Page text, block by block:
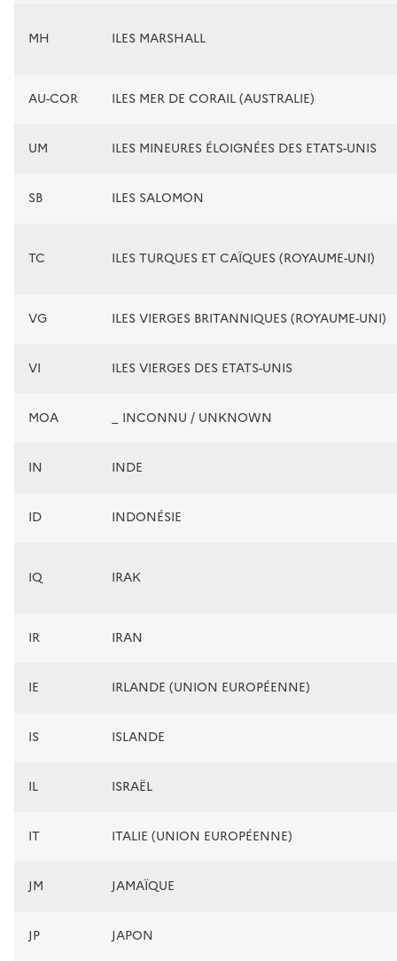
MH ILES MARSHALL
AU-COR ILES MER DE CORAIL (AUSTRALIE)
UM ILES MINEURES ÉLOIGNÉES DES ETATS-UNIS
SB ILES SALOMON
TC ILES TURQUES ET CAÏQUES (ROYAUME-UNI)
VG ILES VIERGES BRITANNIQUES (ROYAUME-UNI)
VI ILES VIERGES DES ETATS-UNIS
MOA _ INCONNU / UNKNOWN
IN INDE
ID INDONÉSIE
IQ IRAK
IR IRAN
IE IRLANDE (UNION EUROPÉENNE)
IS ISLANDE
IL ISRAËL
IT ITALIE (UNION EUROPÉENNE)
JM JAMAÏQUE
JP JAPON